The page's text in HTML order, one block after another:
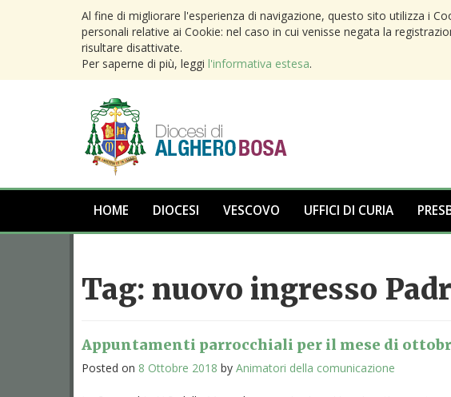
Al fine di migliorare l'esperienza di navigazione, questo sito utilizza i
personali relative ai Cookie: nel caso in cui venisse negata la
risultare disattivate.
Per saperne di più, leggi l'informativa estesa.
HOME DIOCESI VESCOVO UFFICI DI CURIA
Tag: nuovo ingresso
Appuntamenti parrocchiali per il mese di
Posted on 8 Ottobre 2018 by Animatori della comunicazione